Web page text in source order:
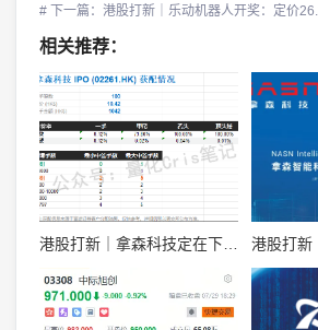
# 下一篇：港股打新｜乐动机器人开奖：定价
相关推荐：
港股打新｜拿森科技定在下限，散户真抢一手！